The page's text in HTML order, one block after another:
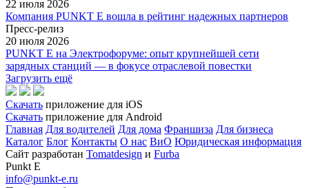
22 июля 2026
Компания PUNKT E вошла в рейтинг надежных партнеров
Пресс-релиз
20 июля 2026
PUNKT E на Электрофоруме: опыт крупнейшей сети
зарядных станций — в фокусе отраслевой повестки
Загрузить ещё
Скачать приложение для iOS
Скачать приложение для Android
Главная Для водителей Для дома Франшиза Для бизнеса
Каталог Блог Контакты О нас ВиО Юридическая информация
Сайт разработан Tomatdesign и Furba
Punkt E
info@punkt-e.ru